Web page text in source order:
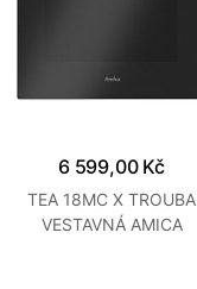
6 599,00 Kč
TEA 18MC X TROUBA
VESTAVNÁ AMICA